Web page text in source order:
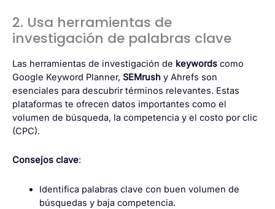
2. Usa herramientas de
investigación de palabras clave
Las herramientas de investigación de keywords como
Google Keyword Planner, SEMrush y Ahrefs son
esenciales para descubrir términos relevantes. Estas
plataformas te ofrecen datos importantes como el
volumen de búsqueda, la competencia y el costo por clic
(CPC).
Consejos clave:
Identifica palabras clave con buen volumen de
búsquedas y baja competencia.